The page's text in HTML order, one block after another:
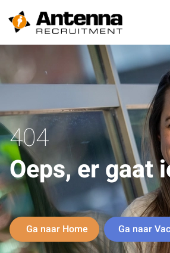
404
Oeps, er gaat
Ga naar Home Ga naar